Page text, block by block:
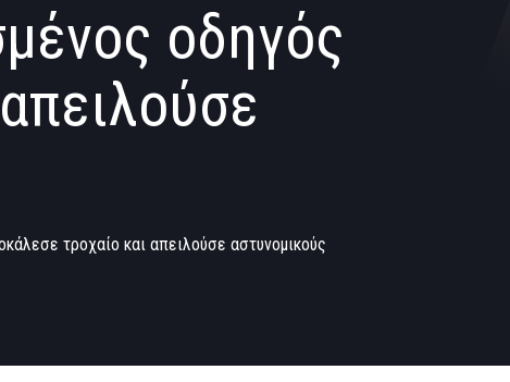
οδηγός
τροχαίο και απειλούσε αστυνομικούς